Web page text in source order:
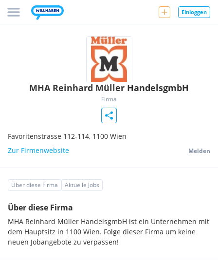
Einloggen
MHA Reinhard Müller HandelsgmbH
Firma
Favoritenstrasse 112-114, 1100 Wien
Zur Firmenwebsite
Melden
Über diese Firma Aktuelle Jobs
Über diese Firma
MHA Reinhard Müller HandelsgmbH ist ein Unternehmen mit
dem Hauptsitz in 1100 Wien. Folge dieser Firma um keine
neuen Jobangebote zu verpassen!